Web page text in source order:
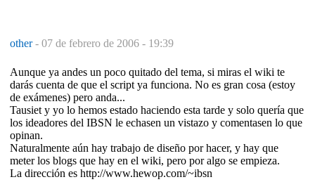
other- 07 de febrero de 2006 - 19:39
Aunque ya andes un poco quitado del tema, si miras el wiki te
darás cuenta de que el script ya funciona. No es gran cosa (estoy
de exámenes) pero anda...
Tausiet y yo lo hemos estado haciendo esta tarde y solo quería que
los ideadores del IBSN le echasen un vistazo y comentasen lo que
opinan.
Naturalmente aún hay trabajo de diseño por hacer, y hay que
meter los blogs que hay en el wiki, pero por algo se empieza.
La dirección es http://www.hewop.com/~ibsn